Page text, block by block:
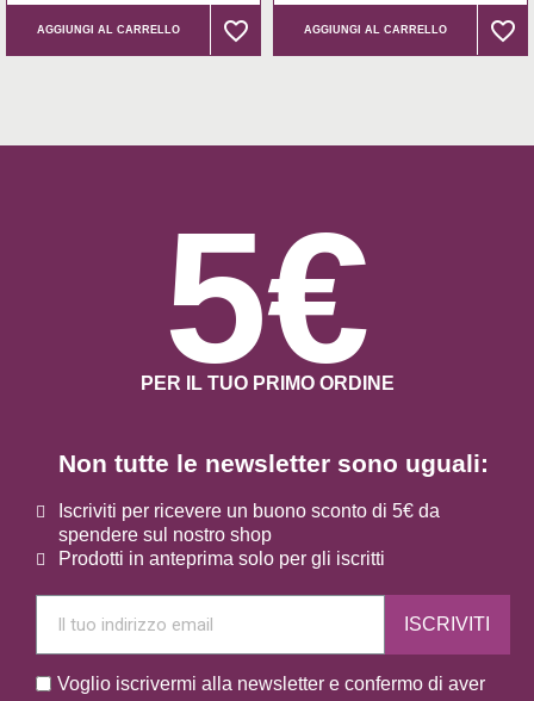
AGGIUNGI AL CARRELLO favorite_border
favorite_border AGGIUNGI AL CARRELLO favorite_border
favorite_border
Non tutte le newsletter sono uguali:
Iscriviti per ricevere un buono sconto di 5€ da
spendere sul nostro shop
Prodotti in anteprima solo per gli iscritti
ISCRIVITI
Voglio iscrivermi alla newsletter e confermo di aver
5€
PER IL TUO PRIMO ORDINE